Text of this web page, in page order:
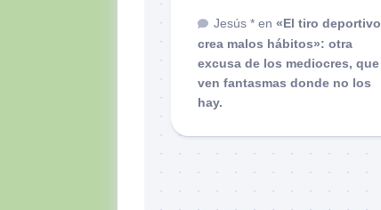
Jesús * en «El tiro deportivo
crea malos hábitos»: otra
excusa de los mediocres, que
ven fantasmas donde no los
hay.